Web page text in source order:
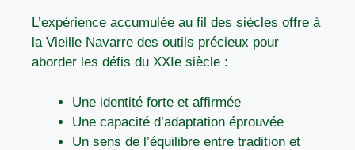
L’expérience accumulée au fil des siècles offre à
la Vieille Navarre des outils précieux pour
aborder les défis du XXIe siècle :
Une identité forte et affirmée
Une capacité d’adaptation éprouvée
Un sens de l’équilibre entre tradition et